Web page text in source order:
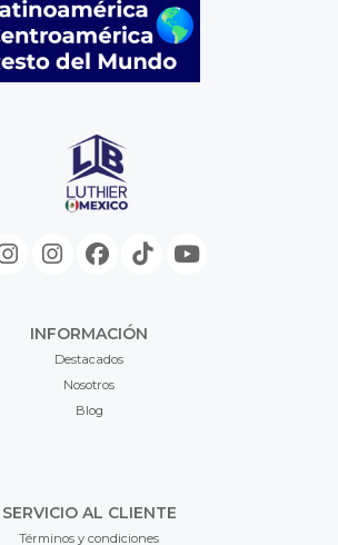
INFORMACIÓN
Destacados
Nosotros
Blog
SERVICIO AL CLIENTE
Términos y condiciones